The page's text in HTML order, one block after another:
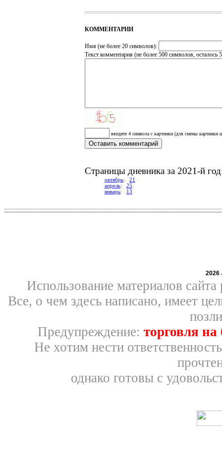
КОММЕНТАРИИ
Имя (не более 20 символов):
Текст комментария (не более 500 символов, осталось
введите 4 символа с картинки (для смены картинки
Cтраницы дневника за 2021-й
октябрь: 21
апрель: 25
январь: 13
2026
Использование материалов
Все, о чем здесь написано, имеет
Предупреждение: торговля
Не хотим нести
однако готовы с